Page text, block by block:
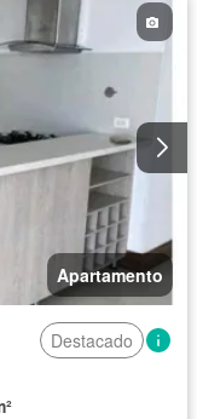
Apartamento
Destacado